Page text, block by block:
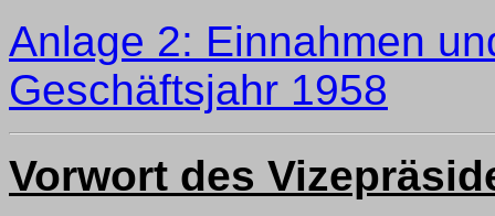
Anlage 2: Einnahmen
Geschäftsjahr 1958
Vorwort des